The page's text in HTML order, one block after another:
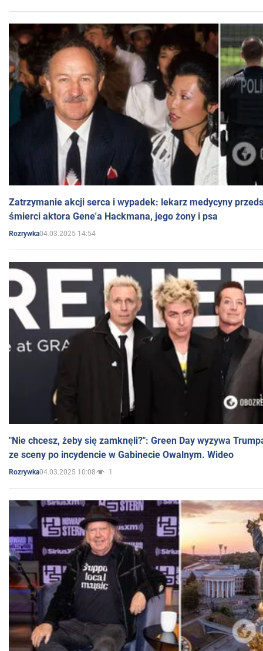
Zatrzymanie akcji serca i wypadek: lekarz medycyny
śmierci aktora Gene'a Hackmana, jego żony i psa
Rozrywka04.03.2025 14:54
"Nie chcesz, żeby się zamknęli?": Green Day wyzywa
ze sceny po incydencie w Gabinecie Owalnym. Wideo
Rozrywka04.03.2025 10:08 1